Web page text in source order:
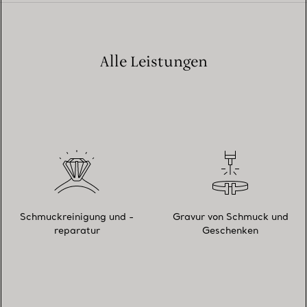
Alle Leistungen
Schmuckreinigung und -
reparatur
Gravur von Schmuck und
Geschenken